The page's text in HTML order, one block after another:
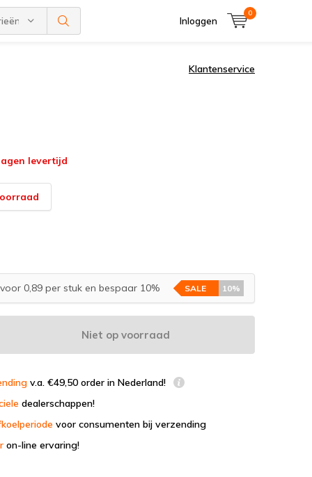
Inloggen
0
Klantenservice
levertijd
0,89 per stuk en bespaar 10% SALE 10%
Niet op voorraad
v.a. €49,50 order in Nederland!
dealerschappen!
voor consumenten bij verzending
on-line ervaring!